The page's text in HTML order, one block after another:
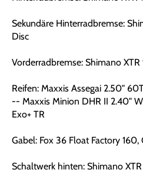
Sekundäre Hinterradbremse:
Disc
Vorderradbremse: Shimano
Reifen: Maxxis Assegai 2.50"
-- Maxxis Minion DHR II 2.40"
Exo+ TR
Gabel: Fox 36 Float Factory 160,
Schaltwerk hinten: Shimano